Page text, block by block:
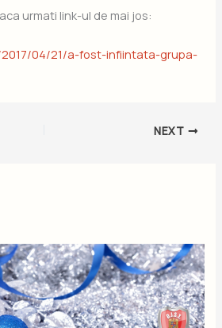
urmati link-ul de mai jos:
04/21/a-fost-infiintata-grupa-
NEXT